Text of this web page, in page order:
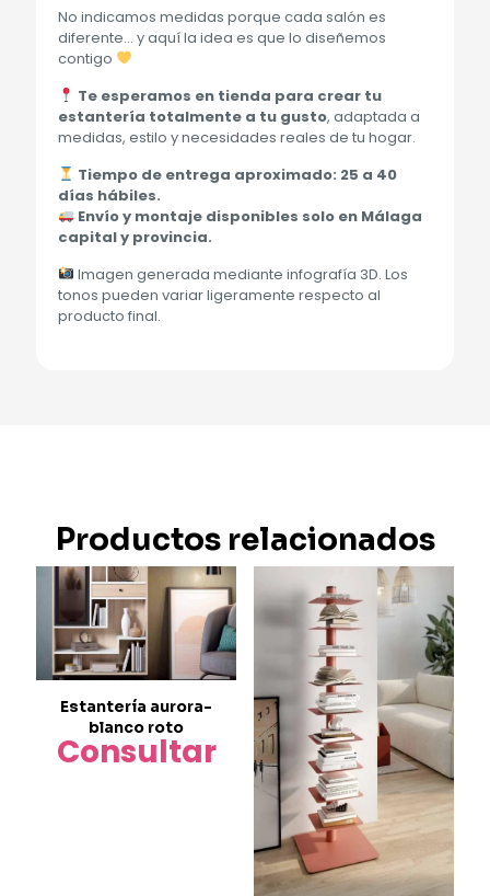
No indicamos medidas porque cada salón es
diferente… y aquí la idea es que lo diseñemos
contigo
Te esperamos en tienda para crear tu
estantería totalmente a tu gusto, adaptada a
medidas, estilo y necesidades reales de tu hogar.
Tiempo de entrega aproximado: 25 a 40
días hábiles.
Envío y montaje disponibles solo en Málaga
capital y provincia.
Imagen generada mediante infografía 3D. Los
tonos pueden variar ligeramente respecto al
producto final.
Productos relacionados
Estantería aurora-
blanco roto
Consultar